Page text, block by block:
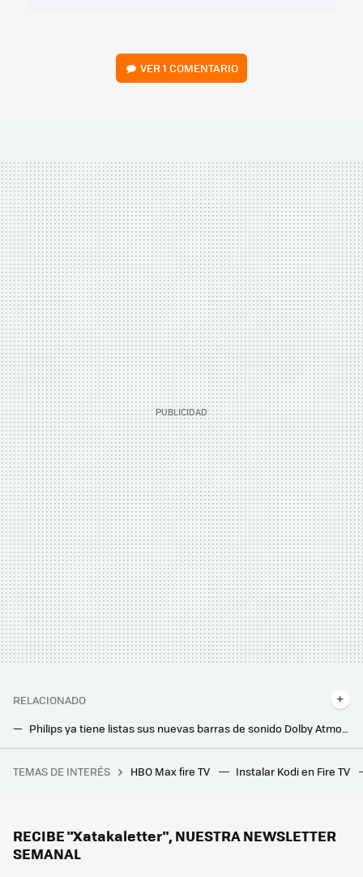
VER1 COMENTARIO
RELACIONADO
La nueva barra de sonido de Creative promete mejorar el audio de las teles pequeñas: compacta, con luces LED y hasta 60 W de potencia
Las principales IA de clonación de voz abren la puerta a las suplantaciones: no verifican si el usuario tiene permiso para usarla
TEMAS DE INTERÉS HBO Max fire TV Instalar Kodi en Fire TV
RECIBE "Xatakaletter", NUESTRA NEWSLETTER
SEMANAL